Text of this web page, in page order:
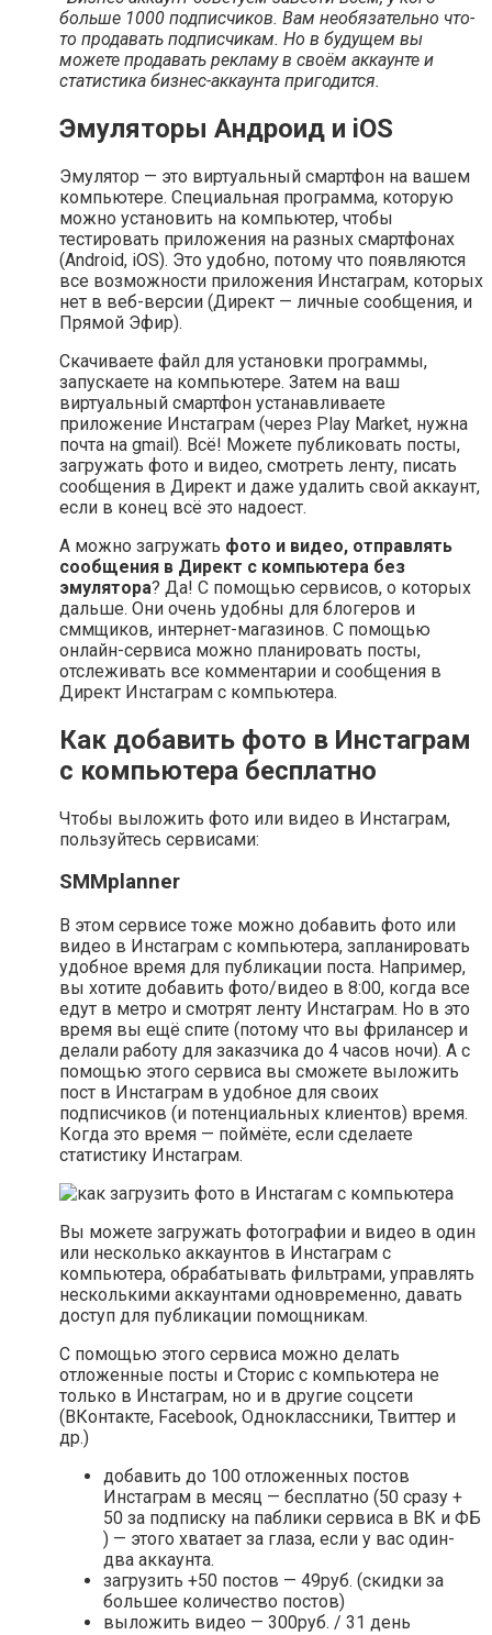
больше 1000 подписчиков. Вам необязательно что-
то продавать подписчикам. Но в будущем вы
можете продавать рекламу в своём аккаунте и
статистика бизнес-аккаунта пригодится.
Эмуляторы Андроид и iOS
Эмулятор — это виртуальный смартфон на вашем
компьютере. Специальная программа, которую
можно установить на компьютер, чтобы
тестировать приложения на разных смартфонах
(Android, iOS). Это удобно, потому что появляются
все возможности приложения Инстаграм, которых
нет в веб-версии (Директ — личные сообщения, и
Прямой Эфир).
Скачиваете файл для установки программы,
запускаете на компьютере. Затем на ваш
виртуальный смартфон устанавливаете
приложение Инстаграм (через Play Market, нужна
почта на gmail). Всё! Можете публиковать посты,
загружать фото и видео, смотреть ленту, писать
сообщения в Директ и даже удалить свой аккаунт,
если в конец всё это надоест.
А можно загружать фото и видео, отправлять
сообщения в Директ с компьютера без
эмулятора? Да! С помощью сервисов, о которых
дальше. Они очень удобны для блогеров и
сммщиков, интернет-магазинов. С помощью
онлайн-сервиса можно планировать посты,
отслеживать все комментарии и сообщения в
Директ Инстаграм с компьютера.
Как добавить фото в Инстаграм
с компьютера бесплатно
Чтобы выложить фото или видео в Инстаграм,
пользуйтесь сервисами:
SMMplanner
В этом сервисе тоже можно добавить фото или
видео в Инстаграм с компьютера, запланировать
удобное время для публикации поста. Например,
вы хотите добавить фото/видео в 8:00, когда все
едут в метро и смотрят ленту Инстаграм. Но в это
время вы ещё спите (потому что вы фрилансер и
делали работу для заказчика до 4 часов ночи). А с
помощью этого сервиса вы сможете выложить
пост в Инстаграм в удобное для своих
подписчиков (и потенциальных клиентов) время.
Когда это время — поймёте, если сделаете
статистику Инстаграм.
Вы можете загружать фотографии и видео в один
или несколько аккаунтов в Инстаграм с
компьютера, обрабатывать фильтрами, управлять
несколькими аккаунтами одновременно, давать
доступ для публикации помощникам.
С помощью этого сервиса можно делать
отложенные посты и Сторис с компьютера не
только в Инстаграм, но и в другие соцсети
(ВКонтакте, Facebook, Одноклассники, Твиттер и
др.)
добавить до 100 отложенных постов
Инстаграм в месяц — бесплатно (50 сразу +
50 за подписку на паблики сервиса в ВК и ФБ
) — этого хватает за глаза, если у вас один-
два аккаунта.
загрузить +50 постов — 49руб. (скидки за
большее количество постов)
выложить видео — 300руб. / 31 день